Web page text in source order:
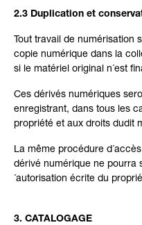
2.3 Duplication et
Tout travail de numérisation
copie numérique dans la
si le matériel original n´est
Ces dérivés numériques
enregistrant, dans tous les
propriété et aux droits dudit
La même procédure
dérivé numérique ne pourra
´autorisation écrite du
3. CATALOGAGE